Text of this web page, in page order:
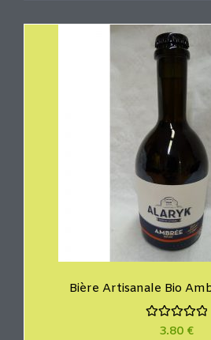
s
Bière Artisanale Bio
3.80 €